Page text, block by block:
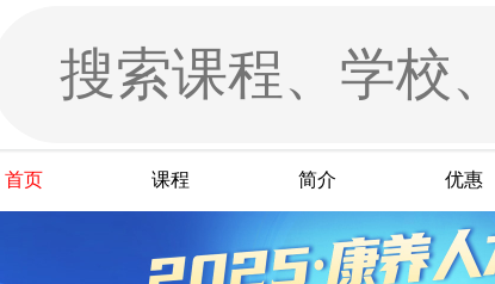
首页 课程 简介 优惠